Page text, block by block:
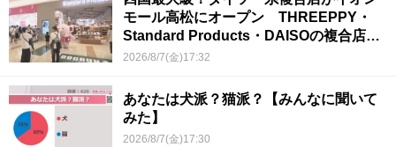
モール高松にオープン THREEPPY・
Standard Products・DAISOの複合店は
香川県初
2026/8/7(金)17:32
あなたは犬派？猫派？【みんなに聞いて
みた】
2026/8/7(金)17:30